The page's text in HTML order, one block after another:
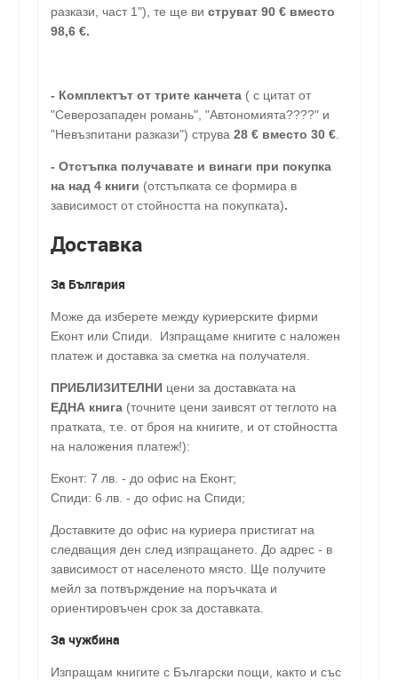
разкази, част 1"), те ще ви струват 90 € вместо
98,6 €.
- Комплектът от трите канчета ( с цитат от
"Северозападен романь", "Автономията????" и
"Невъзпитани разкази") струва 28 € вместо 30 €
- Отстъпка получавате и винаги при покупка
на над 4 книги (отстъпката се формира в
зависимост от стойността на покупката).
Доставка
За България
Може да изберете между куриерските фирми
Еконт или Спиди. Изпращаме книгите с наложен
платеж и доставка за сметка на получателя.
ПРИБЛИЗИТЕЛНИ цени за доставката на
ЕДНА книга (точните цени заивсят от теглото на
пратката, т.е. от броя на книгите, и от стойността
на наложения платеж!):
Еконт: 7 лв. - до офис на Еконт;
Спиди: 6 лв. - до офис на Спиди;
Доставките до офис на куриера пристигат на
следващия ден след изпращането. До адрес - в
зависимост от населеното място. Ще получите
мейл за потвърждение на поръчката и
ориентировъчен срок за доставката.
За чужбина
Изпращам книгите с Български пощи, както и със